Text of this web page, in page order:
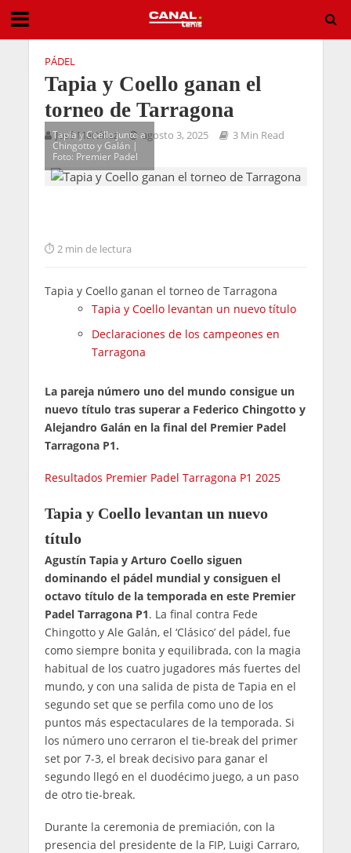
PÁDEL
Tapia y Coello ganan el
torneo de Tarragona
José Martínez agosto 3, 2025 3 Min Read
Tapia y Coello junto a
Chingotto y Galán |
Foto: Premier Padel
2 min de lectura
Tapia y Coello ganan el torneo de Tarragona
Tapia y Coello levantan un nuevo título
Declaraciones de los campeones en
Tarragona
La pareja número uno del mundo consigue un
nuevo título tras superar a Federico Chingotto y
Alejandro Galán en la final del Premier Padel
Tarragona P1.
Resultados Premier Padel Tarragona P1 2025
Tapia y Coello levantan un nuevo
título
Agustín Tapia y Arturo Coello siguen
dominando el pádel mundial y consiguen el
octavo título de la temporada en este Premier
Padel Tarragona P1. La final contra Fede
Chingotto y Ale Galán, el ‘Clásico’ del pádel, fue
como siempre bonita y equilibrada, con la magia
habitual de los cuatro jugadores más fuertes del
mundo, y con una salida de pista de Tapia en el
segundo set que se perfila como uno de los
puntos más espectaculares de la temporada. Si
los número uno cerraron el tie-break del primer
set por 7-3, el break decisivo para ganar el
segundo llegó en el duodécimo juego, a un paso
de otro tie-break.
Durante la ceremonia de premiación, con la
presencia del presidente de la FIP, Luigi Carraro,